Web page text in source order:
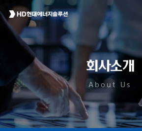
회사소개
About Us